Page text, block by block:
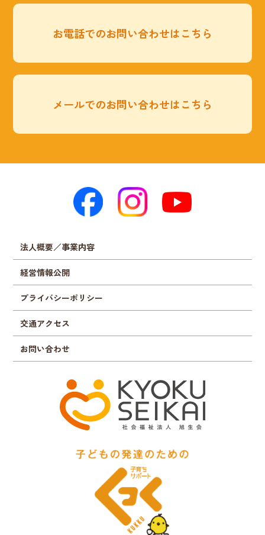
お電話でのお問い合わせはこちら
メールでのお問い合わせはこちら
法人概要／事業内容
経営情報公開
プライバシーポリシー
交通アクセス
お問い合わせ